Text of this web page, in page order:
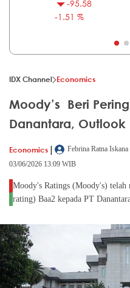
-95.58
-1.51 %
IDX Channel Economics
Moody’s Beri
Danantara, Outlook
Economics |
Febrina Ratna Iskana
03/06/2026 13:09 WIB
Moody's Ratings (Moody's) telah
rating) Baa2 kepada PT